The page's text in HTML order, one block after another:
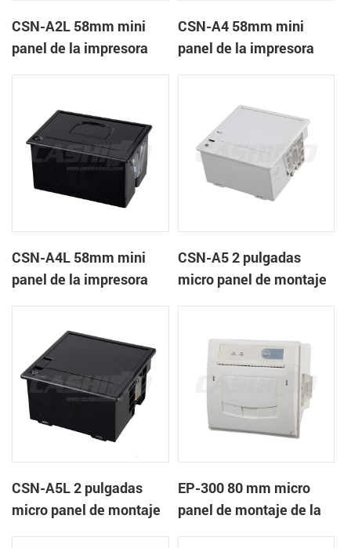
CSN-A2L 58mm mini
panel de la impresora
CSN-A4 58mm mini
panel de la impresora
CSN-A4L 58mm mini
panel de la impresora
CSN-A5 2 pulgadas
micro panel de montaje
CSN-A5L 2 pulgadas
micro panel de montaje
EP-300 80 mm micro
panel de montaje de la